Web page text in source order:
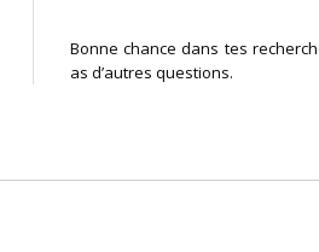
Bonne chance dans tes
as d’autres questions.